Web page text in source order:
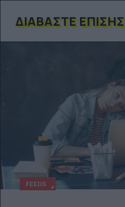
ΔΙΑΒΆΣΤΕ ΕΠΊΣΗΣ
FEEDS